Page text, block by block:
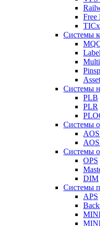
Free
Системы
Multi
Системы
PLB
PLR
Системы
Системы
OPS
DIM
Системы
APS